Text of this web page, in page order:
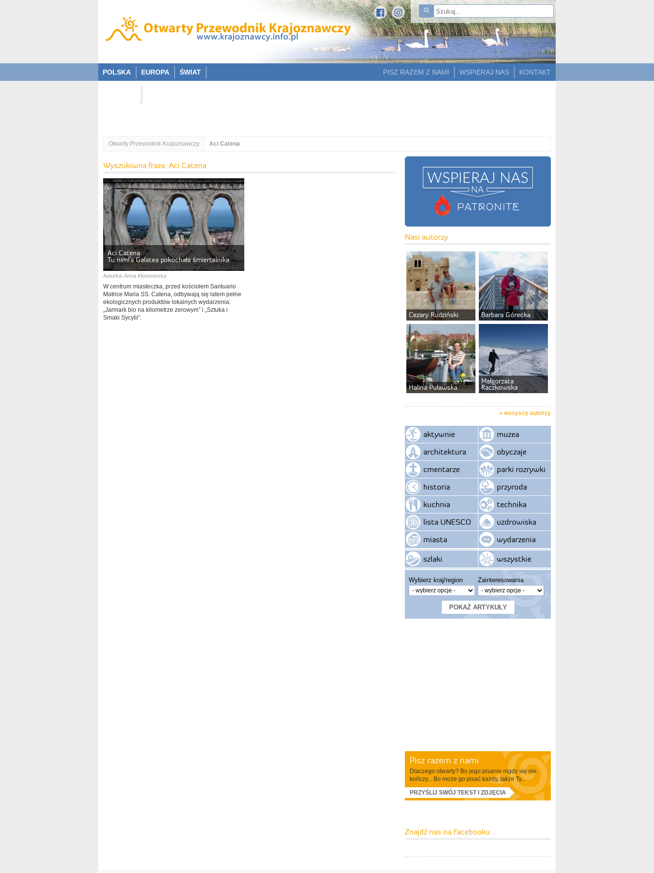
POLSKA EUROPA ŚWIAT KONTAKT
WSPIERAJ NAS
PISZ RAZEM Z NAMI
Otwarty Przewodnik Krajoznawczy Aci Catena
Wyszukiwna fraza: Aci Catena
Aci Catena
Tu nimfa Galatea pokochała śmiertelnika
Autorka: Anna Kłossowska
W centrum miasteczka, przed kościołem Santuario
Matrice Maria SS. Catena, odbywają się latem pełne
ekologicznych produktów lokalnych wydarzenia:
„Jarmark bio na kilometrze zerowym” i „Sztuka i
Smaki Sycylii”.
Nasi autorzy
Cezary Rudziński Barbara Górecka
Halina Puławska
Małgorzata
Raczkowska
» wszyscy autorzy
aktywnie
architektura
cmentarze
historia
kuchnia
lista UNESCO
miasta
szlaki
muzea
obyczaje
parki rozrywki
przyroda
technika
uzdrowiska
wydarzenia
wszystkie
Wybierz kraj/region Zainteresowania
Pisz razem z nami
Dlaczego otwarty? Bo jego pisanie nigdy się nie
kończy... Bo może go pisać każdy, także Ty...
PRZYŚLIJ SWÓJ TEKST I ZDJĘCIA
Znajdź nas na Facebooku